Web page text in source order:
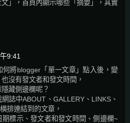
」，首頁內顯示哪些「摘要」，其實
9:41
何將blogger「單一文章」點入後，變
沒有發文者和發文時間，
藏側邊欄呢？
誌中ABOUT、GALLERY、LINKS、
排連結到的文章，
標示、發文者和發文時間、側邊欄~